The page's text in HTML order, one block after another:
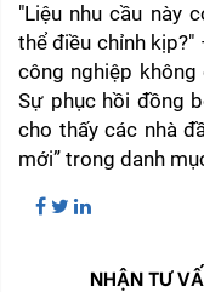
"Liệu nhu cầu này
thể điều chỉnh
công nghiệp
Sự phục hồi đồng
cho thấy các nhà
mới” trong danh
NHẬN TƯ